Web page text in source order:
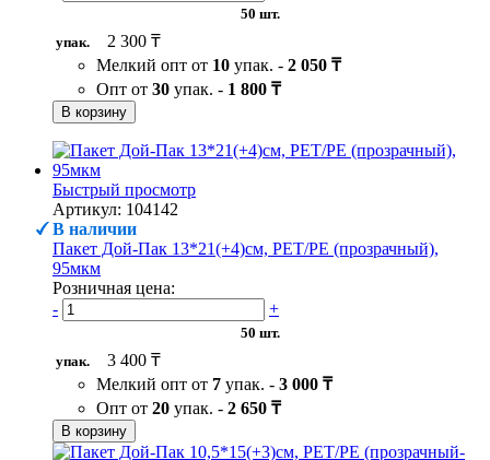
50 шт.
упак.
2 300 ₸
Мелкий опт от 10 упак. - 2 050 ₸
Опт от 30 упак. - 1 800 ₸
В корзину
Быстрый просмотр
Артикул: 104142
В наличии
Пакет Дой-Пак 13*21(+4)см, PET/PE (прозрачный),
95мкм
Розничная цена:
-
+
50 шт.
упак.
3 400 ₸
Мелкий опт от 7 упак. - 3 000 ₸
Опт от 20 упак. - 2 650 ₸
В корзину